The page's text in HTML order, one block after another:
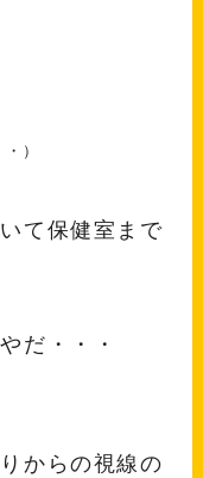
）
て保健室まで
だ・・・
からの視線の